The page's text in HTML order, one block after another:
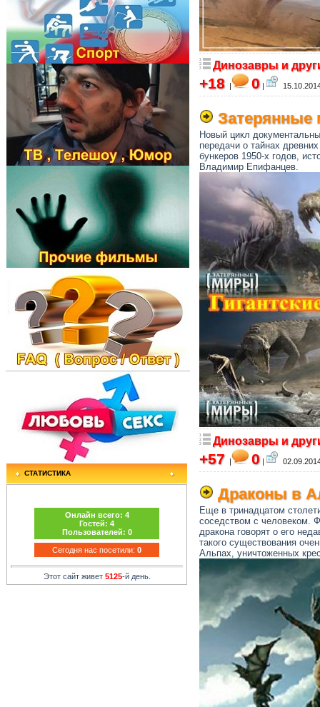
СТАТИСТИКА
Онлайн всего: 4
Гостей: 4
Пользователей: 0
Сегодня нас посетили: 0
Этот сайт живет 5125-й день.
Динозавры и
+18 | 0 |
Затерянные
Новый цикл
передачи о тайнах
бункеров 1950-х годов,
Владимир Епифанцев.
Динозавры и
+57 | 0 |
Драконы в
Еще в тринадцатом
соседством с человеком.
дракона говорят о его
такого существования
Альпах, уничтоженных